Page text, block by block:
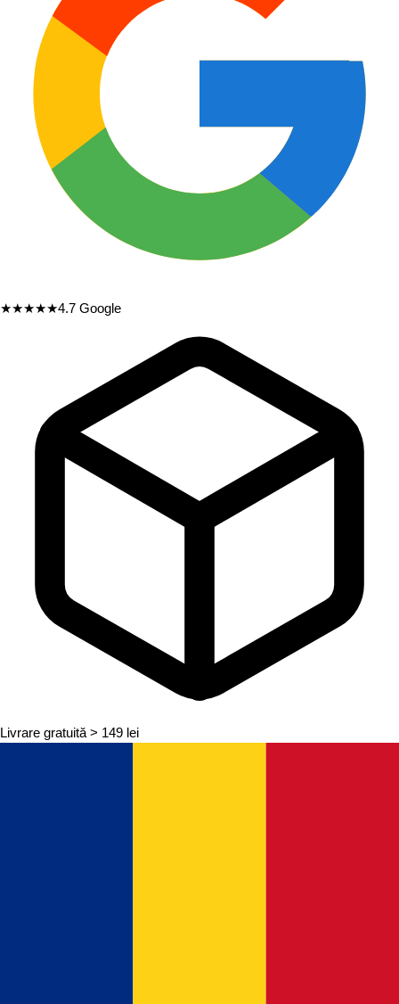
★★★★★4.7 Google
Livrare gratuită > 149 lei